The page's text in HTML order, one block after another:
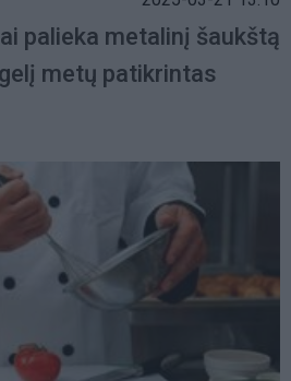
palieka metalinį šaukštą
metų patikrintas